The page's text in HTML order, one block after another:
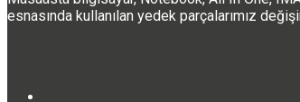
esnasında kullanılan yedek parçalarımız